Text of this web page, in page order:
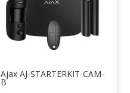
Ajax AJ-STARTERKIT-CAM-
B